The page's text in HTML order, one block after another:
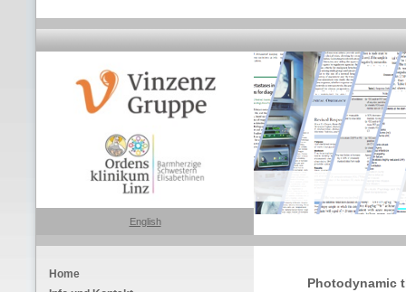
English
Home
Photodynamic